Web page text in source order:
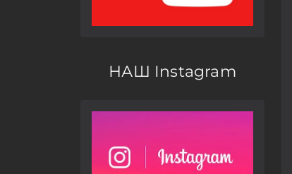
НАШ Instagram